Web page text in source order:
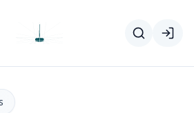
navegación